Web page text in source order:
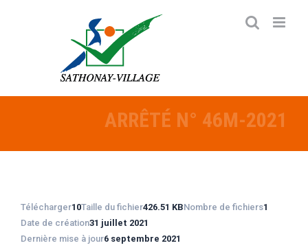
ARRÊTÉ N° 46M-2021
Télécharger10Taille du fichier426.51 KBNombre de fichiers1
Date de création31 juillet 2021
Dernière mise à jour6 septembre 2021